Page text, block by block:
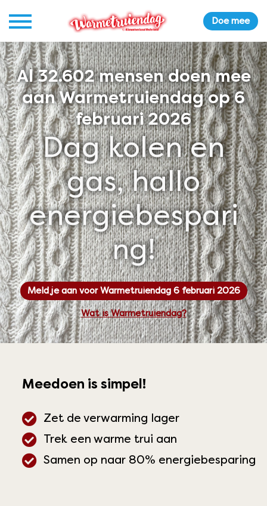
Doe mee
Al32.602mensen doen mee
aan Warmetruiendag op 6
februari 2026
Dag kolen en
gas, hallo
energiebespari
ng!
Meld je aan voor Warmetruiendag 6 februari 2026
Wat is Warmetruiendag?
Meedoen is simpel!
Zet de verwarming lager
Trek een warme trui aan
Samen op naar 80% energiebesparing